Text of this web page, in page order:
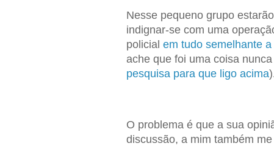
Nesse pequeno grupo
indignar-se com uma
policial em tudo semelhante
ache que foi uma coisa
pesquisa para que ligo acima
O problema é que a sua
discussão, a mim também